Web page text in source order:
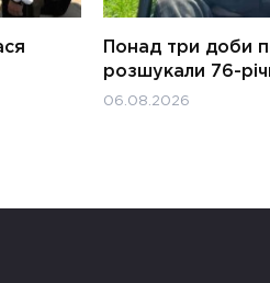
Понад три доби
розшукали 76-
06.08.2026